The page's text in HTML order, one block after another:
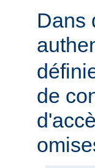
Dans
de